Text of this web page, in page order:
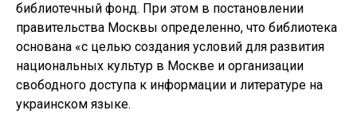
библиотечный фонд. При этом в постановлении
правительства Москвы определенно, что библиотека
основана «с целью создания условий для развития
национальных культур в Москве и организации
свободного доступа к информации и литературе на
украинском языке.